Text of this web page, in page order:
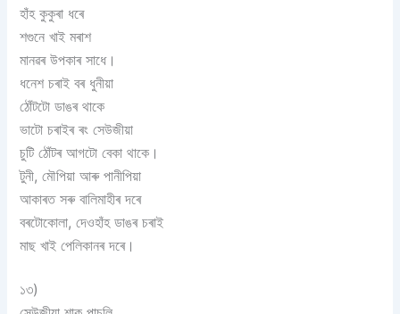
হাঁহ কুকুৰা ধৰে
শগুনে খাই মৰাশ
মানৱৰ উপকাৰ সাধে।
ধনেশ চৰাই বৰ ধুনীয়া
ঠোঁটটো ডাঙৰ থাকে
ভাটো চৰাইৰ ৰং সেউজীয়া
চুটি ঠোঁটৰ আগটো বেকা থাকে।
টুনী, মৌপিয়া আৰু পানীপিয়া
আকাৰত সৰু বালিমাহীৰ দৰে
বৰটোকোলা, দেওহাঁহ ডাঙৰ চৰাই
মাছ খাই পেলিকানৰ দৰে।
১৩)